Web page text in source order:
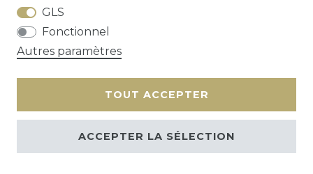
Droit de rétractation
confidentialité
GLS
Fonctionnel
Autres paramètres
TOUT ACCEPTER
ACCEPTER LA SÉLECTION